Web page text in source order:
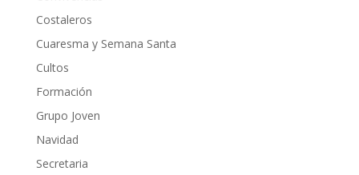
Costaleros
Cuaresma y Semana Santa
Cultos
Formación
Grupo Joven
Navidad
Secretaria